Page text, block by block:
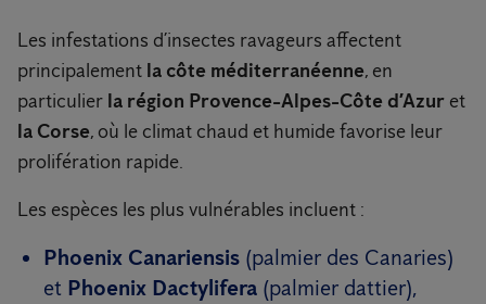
Les infestations d’insectes ravageurs affectent
principalement la côte méditerranéenne, en
particulier la région Provence-Alpes-Côte d’Azur et
la Corse, où le climat chaud et humide favorise leur
prolifération rapide.
Les espèces les plus vulnérables incluent :
Phoenix Canariensis (palmier des Canaries)
et Phoenix Dactylifera (palmier dattier),